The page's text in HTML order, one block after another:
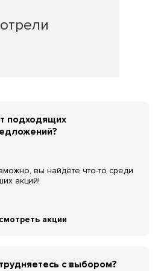
подходящих
вы найдёте что-то среди
акций!
акции
с выбором?